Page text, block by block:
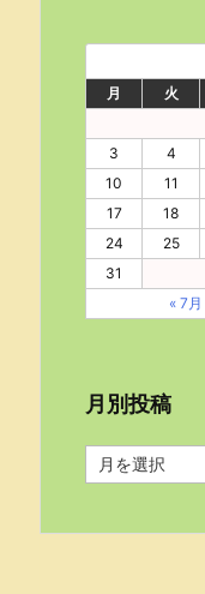
月
火
3
4
10
11
17
18
24
25
31
« 7月
月別投稿
別